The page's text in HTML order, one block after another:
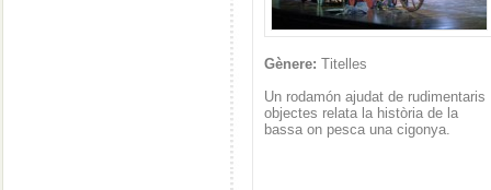
Gènere: Titelles
Un rodamón ajudat de rudimentaris
objectes relata la història de la
bassa on pesca una cigonya.